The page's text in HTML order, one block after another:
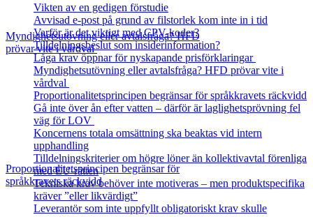
Myndighetsutövning eller avtalsfråga? HFD
prövar vite i vårdval
Proportionalitetsprincipen begränsar för
språkkravets räckvidd
Vikten av en gedigen förstudie
Avvisad e-post på grund av filstorlek kom inte in i tid
Varför är det viktigt med CPV-koder?
Tilldelningsbeslut som insiderinformation?
Låga krav öppnar för nyskapande prisförklaringar
Myndighetsutövning eller avtalsfråga? HFD prövar vite i
vårdval
Proportionalitetsprincipen begränsar för språkkravets räckvidd
Gå inte över ån efter vatten – därför är laglighetsprövning fel
väg för LOV
Koncernens totala omsättning ska beaktas vid intern
upphandling
Tilldelningskriterier om högre löner än kollektivavtal förenliga
med EU‑rätten
Tekniska krav behöver inte motiveras – men produktspecifika
kräver ”eller likvärdigt”
Leverantör som inte uppfyllt obligatoriskt krav skulle